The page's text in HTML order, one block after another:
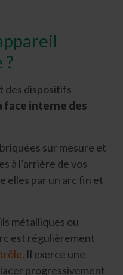
des dispositifs
face interne des
sur mesure et
à l’arrière de vos
elles par un arc fin et
métalliques ou
est régulièrement
. Il exerce une
progressivement